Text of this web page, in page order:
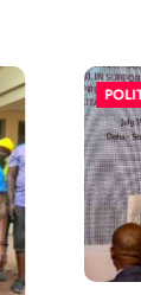
POLITIQUE